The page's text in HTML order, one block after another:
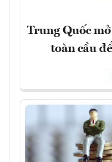
Trung Quốc
toàn cầu